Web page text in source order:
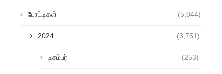
போட்டிகள் (5,044)
2024 (3,751)
டிசம்பர் (253)